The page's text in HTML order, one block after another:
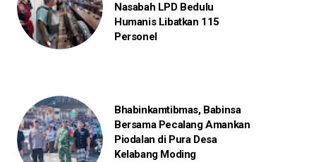
Nasabah LPD Bedulu
Humanis Libatkan 115
Personel
Bhabinkamtibmas, Babinsa
Bersama Pecalang Amankan
Piodalan di Pura Desa
Kelabang Moding